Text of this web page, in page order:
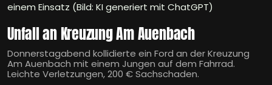
einem Einsatz (Bild: KI generiert mit ChatGPT)
Unfall an Kreuzung Am Auenbach
Donnerstagabend kollidierte ein Ford an der Kreuzung
Am Auenbach mit einem Jungen auf dem Fahrrad.
Leichte Verletzungen, 200 € Sachschaden.